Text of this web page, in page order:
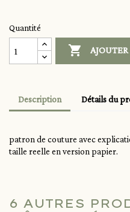
Quantité

Description Détails du
patron de couture avec
taille reelle en version papier.
6 AUTRES